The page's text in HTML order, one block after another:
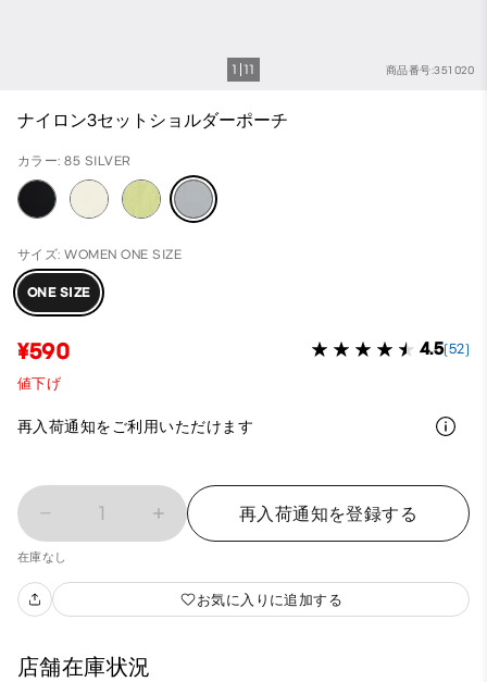
商品番号:351020
1 11
ナイロン3セットショルダーポーチ
カラー: 85 SILVER
サイズ: WOMEN ONE SIZE
ONE SIZE
¥590 4.5(52)
値下げ
再入荷通知をご利用いただけます
1 再入荷通知を登録する
在庫なし
お気に入りに追加する
店舗在庫状況